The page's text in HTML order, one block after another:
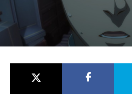
今期アニメ曜日別一覧
秋アニメ